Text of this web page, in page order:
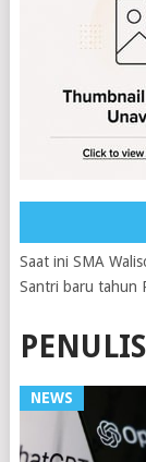
Saat ini SMA
Santri baru tahun
NEWS